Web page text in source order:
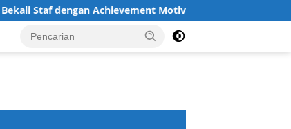
Achievement Motivation dan Character Building